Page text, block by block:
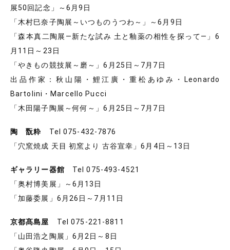
展50回記念」～6月9日
「木村巳奈子陶展～いつものうつわ～」～6月9日
「森本真二陶展―新たな試み 土と釉薬の相性を探って―」6
月11日～23日
「やきもの競技展～磨～」6月25日～7月7日
出品作家：秋山陽・鯉江廣・重松あゆみ・Leonardo
Bartolini・Marcello Pucci
「木田陽子陶展～何何～」6月25日～7月7日
陶 翫粋 Tel 075-432-7876
「穴窯焼成 天目 初窯より 古谷宣幸」6月4日～13日
ギャラリー器館 Tel 075-493-4521
「奥村博美展」～6月13日
「加藤委展」6月26日～7月11日
京都髙島屋
Tel 075-221-8811
「山田浩之陶展」6月2日～8日